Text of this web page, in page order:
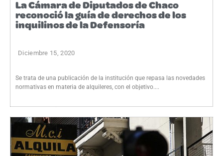
La Cámara de Diputados de Chaco
reconoció la guía de derechos de los
inquilinos de la Defensoría
Diciembre 15, 2020
Se trata de una publicación de la institución que repasa las novedades
normativas en materia de alquileres, con el objetivo....